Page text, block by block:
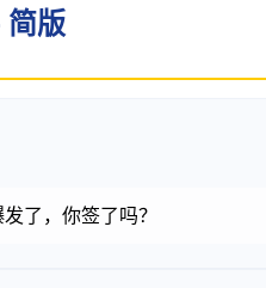
版
了，你签了吗？